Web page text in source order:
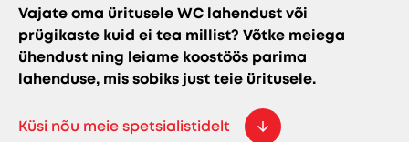
Vajate oma üritusele WC lahendust või
prügikaste kuid ei tea millist? Võtke meiega
ühendust ning leiame koostöös parima
lahenduse, mis sobiks just teie üritusele.
Küsi nõu meie spetsialistidelt